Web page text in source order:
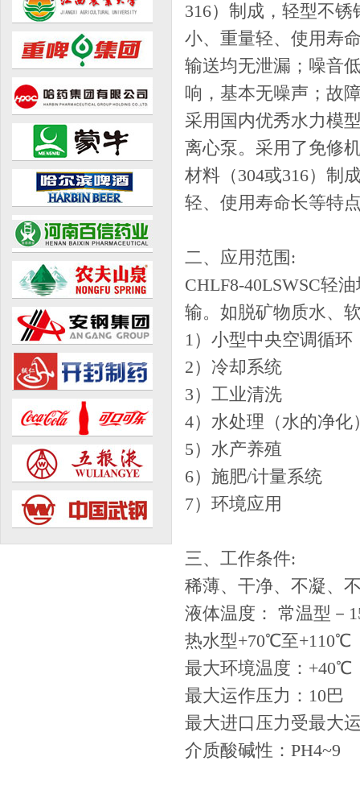
316）制成，轻型不
小、重量轻、使用寿
输送均无泄漏；噪音
响，基本无噪声；故
采用国内优秀水力模
离心泵。采用了免修
材料（304或316）制
轻、使用寿命长等特
二、应用范围:
CHLF8-40LSWSC轻
输。如脱矿物质水、
1）小型中央空调循环
2）冷却系统
3）工业清洗
4）水处理（水的净化
5）水产养殖
6）施肥/计量系统
7）环境应用
三、工作条件:
稀薄、干净、不凝、
液体温度： 常温型－
热水型+70℃至+110℃
最大环境温度：+40℃
最大运作压力：10巴
最大进口压力受最大
介质酸碱性：PH4~9